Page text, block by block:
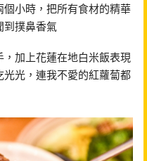
小時，把所有食材的精華
到撲鼻香氣
加上花蓮在地白米飯表現
光，連我不愛的紅蘿蔔都